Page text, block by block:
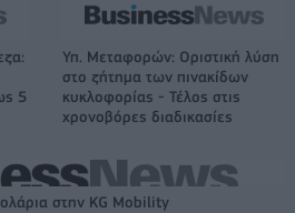
5
Υπ. Μεταφορών: Οριστική λύση
στο ζήτημα των πινακίδων
κυκλοφορίας - Τέλος στις
χρονοβόρες διαδικασίες
στην KG Mobility